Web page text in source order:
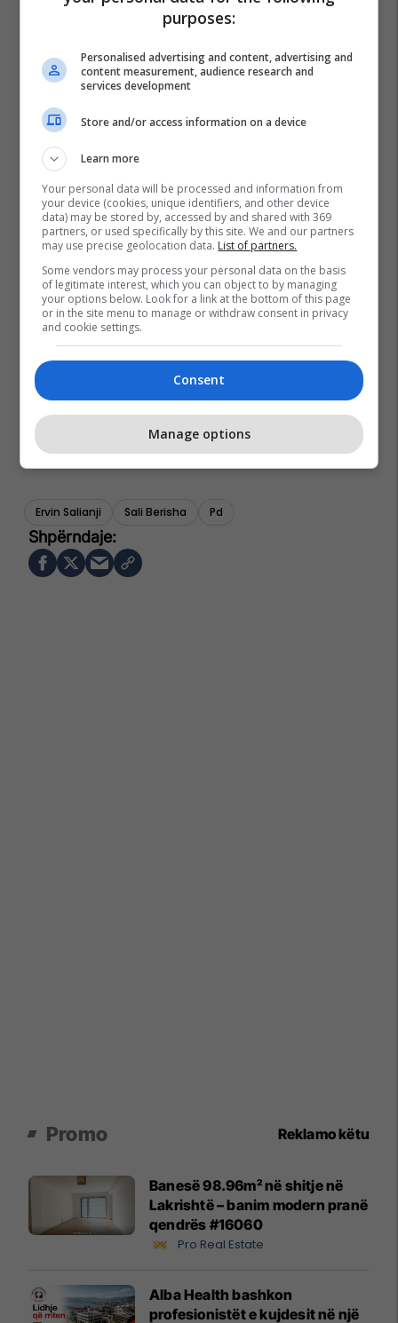
Ervin Salianji Sali Berisha Pd
Promo Reklamo këtu
Banesë 98.96m² në shitje në
Lakrishtë – banim modern pranë
qendrës #16060
Pro Real Estate
Alba Health bashkon
profesionistët e kujdesit në një
purposes:
Personalised advertising and content, advertising and
content measurement, audience research and
services development
Store and/or access information on a device
Learn more
Your personal data will be processed and information from
your device (cookies, unique identifiers, and other device
data) may be stored by, accessed by and shared with 369
partners, or used specifically by this site. We and our partners
may use precise geolocation data. List of partners.
Some vendors may process your personal data on the basis
of legitimate interest, which you can object to by managing
your options below. Look for a link at the bottom of this page
or in the site menu to manage or withdraw consent in privacy
and cookie settings.
Consent
Manage options